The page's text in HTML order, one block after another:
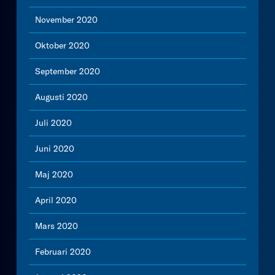
November 2020
Oktober 2020
September 2020
Augusti 2020
Juli 2020
Juni 2020
Maj 2020
April 2020
Mars 2020
Februari 2020